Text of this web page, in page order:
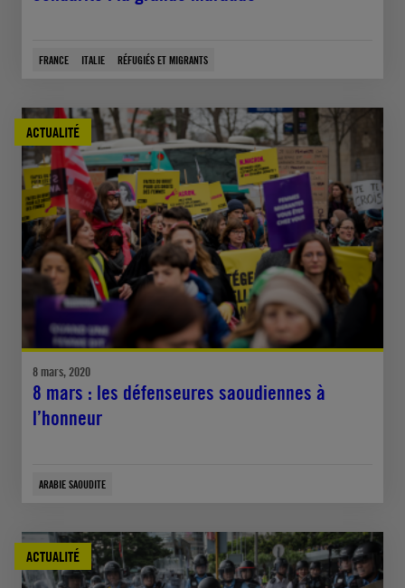
FRANCE ITALIE RÉFUGIÉS ET MIGRANTS
ACTUALITÉ
8 mars, 2020
8 mars : les défenseures saoudiennes à
l’honneur
ARABIE SAOUDITE
ACTUALITÉ